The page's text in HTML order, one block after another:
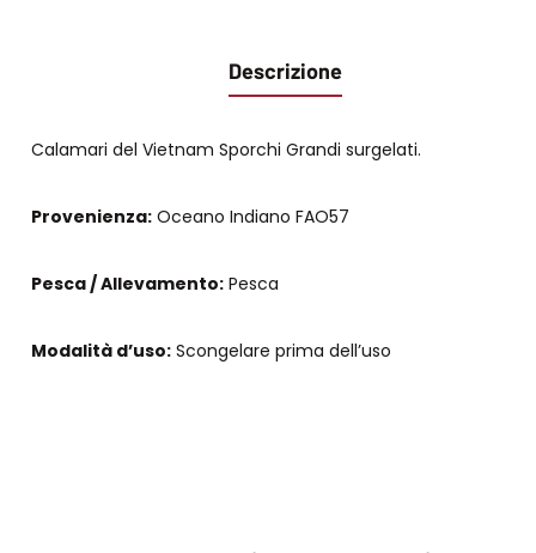
Descrizione
Calamari del Vietnam Sporchi Grandi surgelati.
Provenienza: Oceano Indiano FAO57
Pesca / Allevamento: Pesca
Modalità d’uso: Scongelare prima dell’uso